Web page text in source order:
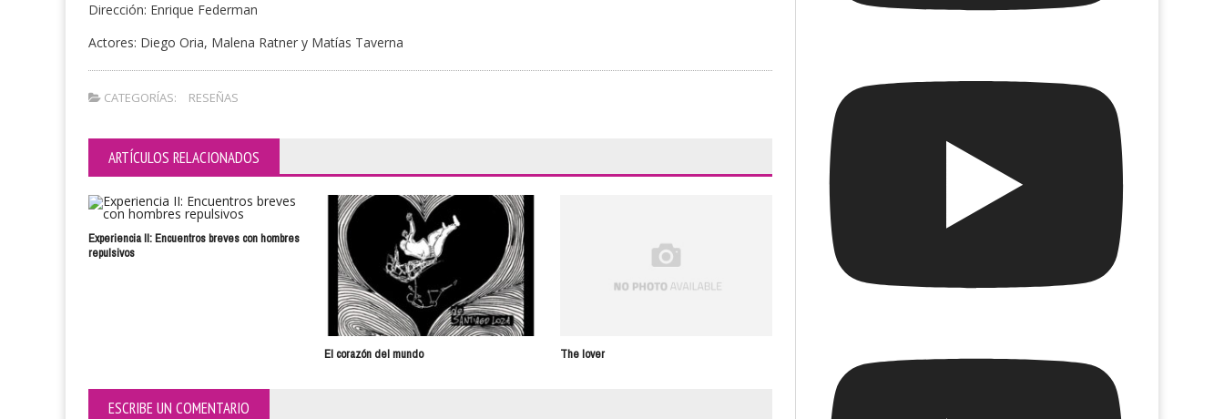
Dirección: Enrique Federman
Actores: Diego Oria, Malena Ratner y Matías Taverna
CATEGORÍAS: RESEÑAS
ARTÍCULOS RELACIONADOS
Experiencia II: Encuentros breves con hombres
repulsivos
El corazón del mundo The lover
Verde agua
Sabor a Freud
ESCRIBE UN COMENTARIO